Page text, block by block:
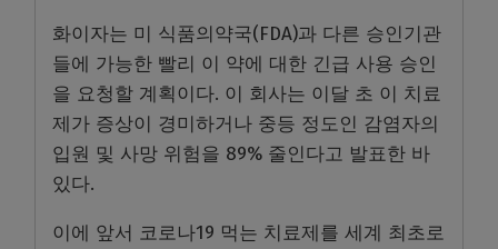
화이자는 미 식품의약국(FDA)과 다른 승인기관
들에 가능한 빨리 이 약에 대한 긴급 사용 승인
을 요청할 계획이다. 이 회사는 이달 초 이 치료
제가 증상이 경미하거나 중등 정도인 감염자의
입원 및 사망 위험을 89% 줄인다고 발표한 바
있다.
이에 앞서 코로나19 먹는 치료제를 세계 최초로